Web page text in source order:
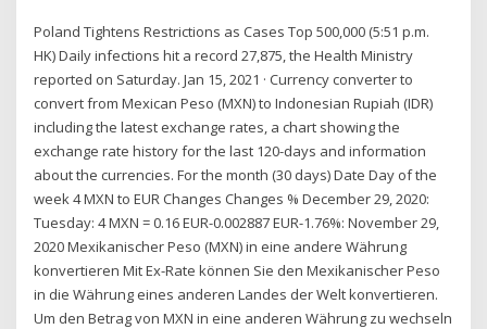
Poland Tightens Restrictions as Cases Top 500,000 (5:51 p.m.
HK) Daily infections hit a record 27,875, the Health Ministry
reported on Saturday. Jan 15, 2021 · Currency converter to
convert from Mexican Peso (MXN) to Indonesian Rupiah (IDR)
including the latest exchange rates, a chart showing the
exchange rate history for the last 120-days and information
about the currencies. For the month (30 days) Date Day of the
week 4 MXN to EUR Changes Changes % December 29, 2020:
Tuesday: 4 MXN = 0.16 EUR-0.002887 EUR-1.76%: November 29,
2020 Mexikanischer Peso (MXN) in eine andere Währung
konvertieren Mit Ex-Rate können Sie den Mexikanischer Peso
in die Währung eines anderen Landes der Welt konvertieren.
Um den Betrag von MXN in eine anderen Währung zu wechseln